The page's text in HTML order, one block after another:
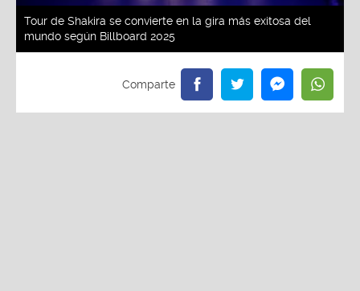
Tour de Shakira se convierte en la gira más exitosa del
mundo según Billboard 2025